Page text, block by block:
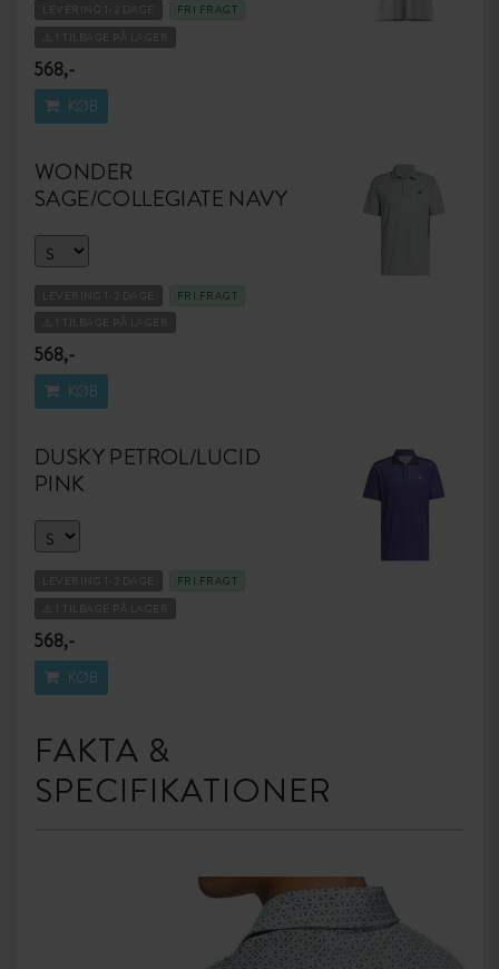
LEVERING 1-2 DAGE
FRI FRAGT
⚠️ 1 TILBAGE PÅ LAGER
568,-
KØB
WONDER
SAGE/COLLEGIATE NAVY
LEVERING 1-2 DAGE
FRI FRAGT
⚠️ 1 TILBAGE PÅ LAGER
568,-
KØB
DUSKY PETROL/LUCID
PINK
LEVERING 1-2 DAGE
FRI FRAGT
⚠️ 1 TILBAGE PÅ LAGER
568,-
KØB
FAKTA &
SPECIFIKATIONER